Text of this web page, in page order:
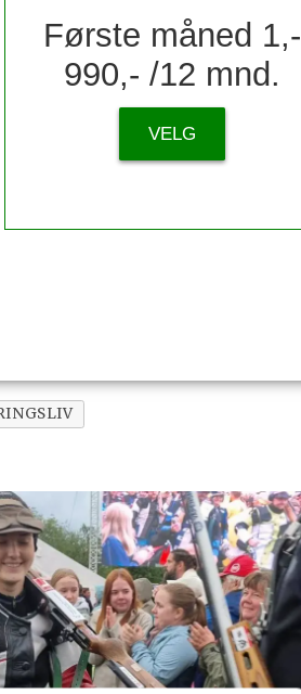
Første måned 1,-
990,- /12 mnd.
VELG